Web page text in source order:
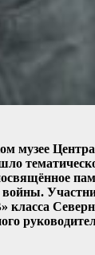
музее
класса